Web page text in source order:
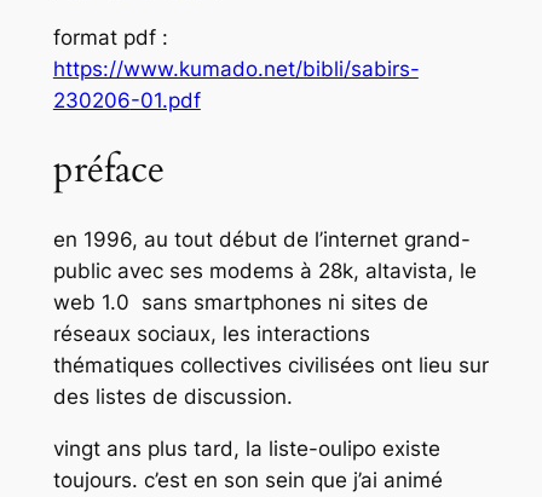
format pdf :
https://www.kumado.net/bibli/sabirs-
230206-01.pdf
préface
en 1996, au tout début de l’internet grand-
public avec ses modems à 28k, altavista, le
web 1.0 sans smartphones ni sites de
réseaux sociaux, les interactions
thématiques collectives civilisées ont lieu sur
des listes de discussion.
vingt ans plus tard, la liste-oulipo existe
toujours. c’est en son sein que j’ai animé